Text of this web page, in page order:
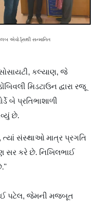
એવોર્ડ્સથી સન્માનિત
કલ્યાણ, જે
મિડટાઉન દ્વારા રજૂ
બે પ્રતિભાશાળી
છે.
ત્યાં સંસ્થાઓ માત્ર પ્રગતિ
કરે છે. નિખિલભાઈ
પટેલ, જેમની મજબૂત